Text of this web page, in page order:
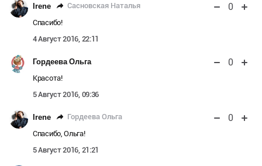
Irene Сасновская Наталья 0
Спасибо!
4 Август 2016, 22:11
Гордеева Ольга 0
Красота!
5 Август 2016, 09:36
Irene Гордеева Ольга 0
Спасибо, Ольга!
5 Август 2016, 21:21